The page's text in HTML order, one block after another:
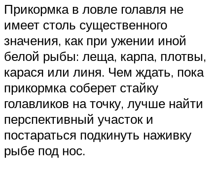
Прикормка в ловле голавля не
имеет столь существенного
значения, как при ужении иной
белой рыбы: леща, карпа, плотвы,
карася или линя. Чем ждать, пока
прикормка соберет стайку
голавликов на точку, лучше найти
перспективный участок и
постараться подкинуть наживку
рыбе под нос.